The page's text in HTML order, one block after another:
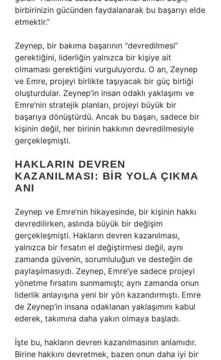
birbirinizin gücünden faydalanarak bu başarıyı elde
etmektir.”
Zeynep, bir bakıma başarının “devredilmesi”
gerektiğini, liderliğin yalnızca bir kişiye ait
olmaması gerektiğini vurguluyordu. O an, Zeynep
ve Emre, projeyi birlikte taşıyacak bir güç birliği
oluşturdular. Zeynep’in insan odaklı yaklaşımı ve
Emre’nin stratejik planları, projeyi büyük bir
başarıya dönüştürdü. Ancak bu başarı, sadece bir
kişinin değil, her birinin hakkının devredilmesiyle
gerçekleşmişti.
HAKLARIN DEVREN
KAZANILMASI: BIR YOLA ÇIKMA
ANI
Zeynep ve Emre’nin hikayesinde, bir kişinin hakkı
devredilirken, aslında büyük bir değişim
gerçekleşmişti. Hakların devren kazanılması,
yalnızca bir fırsatın el değiştirmesi değil, aynı
zamanda güvenin, sorumluluğun ve desteğin de
paylaşılmasıydı. Zeynep, Emre’ye sadece projeyi
yönetme fırsatını sunmamıştı; aynı zamanda onun
liderlik anlayışına yeni bir yön kazandırmıştı. Emre
de Zeynep’in insana odaklanan yaklaşımını kabul
ederek, takımına daha yakın olmaya başladı.
İşte bu, hakların devren kazanılmasının anlamıdır.
Birine hakkını devretmek, bazen onun daha iyi bir